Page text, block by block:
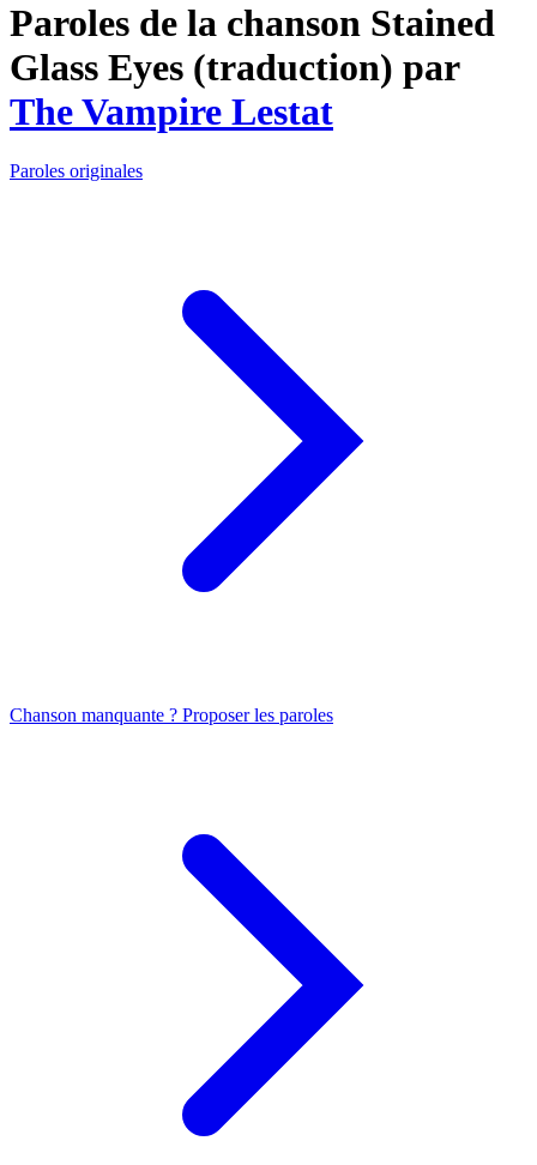
Paroles de la chanson Stained
Glass Eyes (traduction) par
The Vampire Lestat
Paroles originales
Chanson manquante ? Proposer les paroles